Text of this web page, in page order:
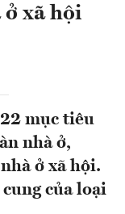
ở xã hội
mục tiêu
nhà ở,
ở xã hội.
của loại